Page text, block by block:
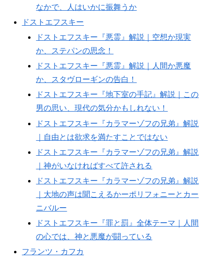
なかで、人はいかに振舞うか
ドストエフスキー
ドストエフスキー『悪霊』解説｜空想か現実
か、ステパンの思念！
ドストエフスキー『悪霊』解説｜人間か悪魔
か、スタヴローギンの告白！
ドストエフスキー『地下室の手記』解説｜この
男の思い、現代の気分かもしれない！
ドストエフスキー『カラマーゾフの兄弟』解説
｜自由とは欲求を満たすことではない
ドストエフスキー『カラマーゾフの兄弟』解説
｜神がいなければすべて許される
ドストエフスキー『カラマーゾフの兄弟』解説
｜大地の声は聞こえるかーポリフォニーとカー
ニバルー
ドストエフスキー『罪と罰』全体テーマ｜人間
の心では、神と悪魔が闘っている
フランツ・カフカ